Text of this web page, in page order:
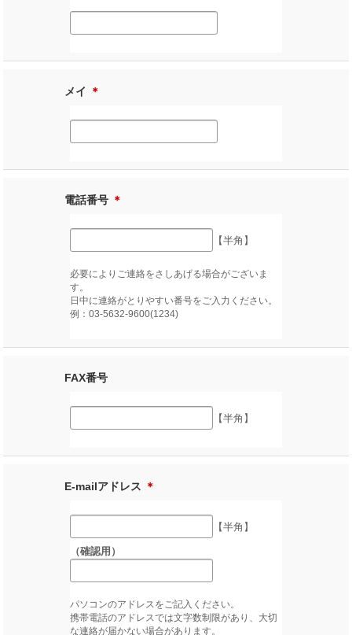
メイ ＊
電話番号 ＊
【半角】
必要によりご連絡をさしあげる場合がございま
す。
日中に連絡がとりやすい番号をご入力ください。
例：03-5632-9600(1234)
FAX番号
【半角】
E-mailアドレス ＊
【半角】
（確認用）
パソコンのアドレスをご記入ください。
携帯電話のアドレスでは文字数制限があり、大切
な連絡が届かない場合があります。